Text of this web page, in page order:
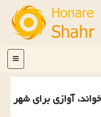
منو
آوازی برای شهر